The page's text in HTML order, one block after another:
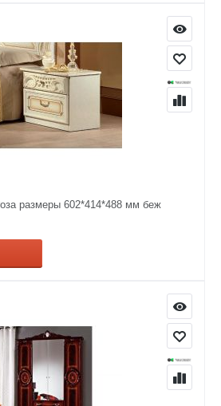
размеры 602*414*488 мм беж